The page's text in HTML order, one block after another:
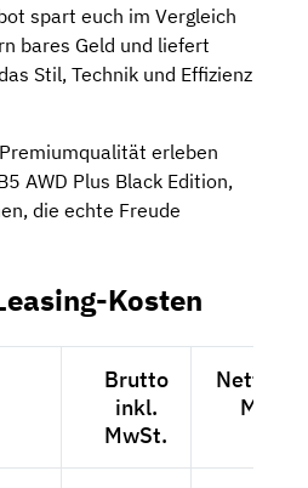
spart euch im Vergleich
bares Geld und liefert
Stil, Technik und Effizienz
erleben
AWD Plus Black Edition,
die echte Freude
Kosten
Brutto
inkl.
MwSt.
Netto
MwSt.